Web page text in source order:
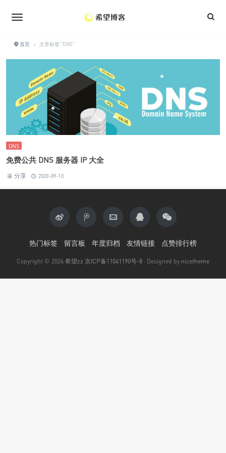
首页 › 文章标签 "DNS"
DNS
免费公共 DNS 服务器 IP 大全
分享 2020-09-10
热门标签 留言板 年度归档 友情链接 点赞排行榜
Copyright © 2026 希望zz 京ICP备11041190号-8 · Designed by nicetheme
•
•
•